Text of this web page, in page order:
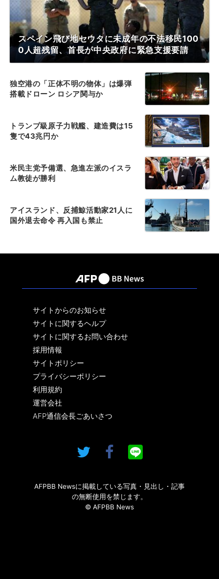
スペイン飛び地セウタに未成年の不法移民100
0人超残留、首長が中央政府に緊急支援要請
独空港の「正体不明の物体」は爆弾
搭載ドローン ロシア関与か
トランプ級原子力戦艦、建造費は15
隻で43兆円か
米民主党予備選、急進左派のイスラ
ム教徒が勝利
アイスランド、反捕鯨活動家21人に
国外退去命令 再入国も禁止
サイトからのお知らせ
サイトに関するヘルプ
サイトに関するお問い合わせ
採用情報
サイトポリシー
プライバシーポリシー
利用規約
運営会社
AFP通信会長ごあいさつ
AFPBB Newsに掲載している写真・見出し・記事
の無断使用を禁じます。
© AFPBB News